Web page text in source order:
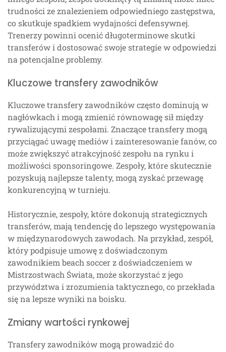
trudności ze znalezieniem odpowiedniego zastępstwa,
co skutkuje spadkiem wydajności defensywnej.
Trenerzy powinni ocenić długoterminowe skutki
transferów i dostosować swoje strategie w odpowiedzi
na potencjalne problemy.
Kluczowe transfery zawodników
Kluczowe transfery zawodników często dominują w
nagłówkach i mogą zmienić równowagę sił między
rywalizującymi zespołami. Znaczące transfery mogą
przyciągać uwagę mediów i zainteresowanie fanów, co
może zwiększyć atrakcyjność zespołu na rynku i
możliwości sponsoringowe. Zespoły, które skutecznie
pozyskują najlepsze talenty, mogą zyskać przewagę
konkurencyjną w turnieju.
Historycznie, zespoły, które dokonują strategicznych
transferów, mają tendencję do lepszego występowania
w międzynarodowych zawodach. Na przykład, zespół,
który podpisuje umowę z doświadczonym
zawodnikiem beach soccer z doświadczeniem w
Mistrzostwach Świata, może skorzystać z jego
przywództwa i zrozumienia taktycznego, co przekłada
się na lepsze wyniki na boisku.
Zmiany wartości rynkowej
Transfery zawodników mogą prowadzić do